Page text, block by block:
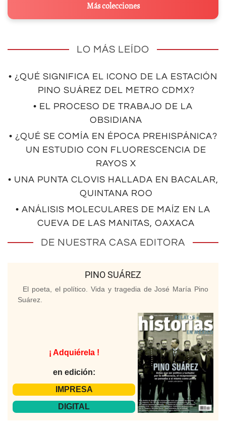
Más colecciones
LO MÁS LEÍDO
• ¿QUÉ SIGNIFICA EL ICONO DE LA ESTACIÓN
PINO SUÁREZ DEL METRO CDMX?
• EL PROCESO DE TRABAJO DE LA
OBSIDIANA
• ¿QUÉ SE COMÍA EN ÉPOCA PREHISPÁNICA?
UN ESTUDIO CON FLUORESCENCIA DE
RAYOS X
• UNA PUNTA CLOVIS HALLADA EN BACALAR,
QUINTANA ROO
• ANÁLISIS MOLECULARES DE MAÍZ EN LA
CUEVA DE LAS MANITAS, OAXACA
DE NUESTRA CASA EDITORA
PINO SUÁREZ
El poeta, el político. Vida y tragedia de José María Pino
Suárez.
¡ Adquiérela !
en edición:
IMPRESA
DIGITAL